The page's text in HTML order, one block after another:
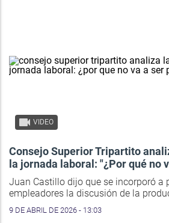
VIDEO
Consejo Superior Tripartito
la jornada laboral: "¿Por qué no
Juan Castillo dijo que se incorporó a
empleadores la discusión de la
9 DE ABRIL DE 2026 - 13:03